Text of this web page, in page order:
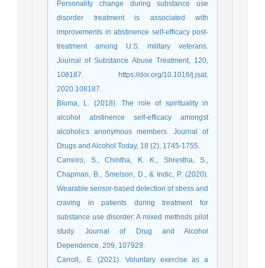
Personality change during substance use
disorder treatment is associated with
improvements in abstinence self-efficacy post-
treatment among U.S. military veterans.
Journal of Substance Abuse Treatment, 120,
108187. https://doi.org/10.1016/j.jsat.
2020.108187.
Bluma, L. (2018). The role of spirituality in
alcohol abstinence self-efficacy amongst
alcoholics anonymous members. Journal of
Drugs and Alcohol Today, 18 (2), 1745-1755.
Carreiro, S., Chintha, K. K., Shrestha, S.,
Chapman, B., Smelson, D., & Indic, P. (2020).
Wearable sensor-based detection of stress and
craving in patients during treatment for
substance use disorder: A mixed methods pilot
study. Journal of Drug and Alcohol
Dependence, 209, 107929.
Carroll,. E. (2021). Voluntary exercise as a